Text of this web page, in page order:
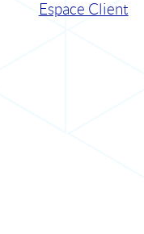
Espace Client